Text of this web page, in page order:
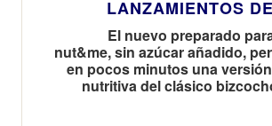
LANZAMIENTOS
El nuevo preparado
nut&me, sin azúcar añadido,
en pocos minutos una
nutritiva del clásico